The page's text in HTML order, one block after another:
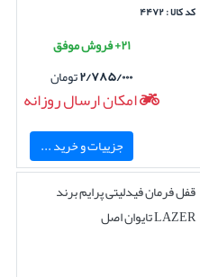
کد کالا : ۴۴۷۲
۲۱+ فروش موفق
۲/۷۸۵/۰۰۰تومان
امکان ارسال روزانه
جزییات و خرید ...
قفل فرمان فیدلیتی پرایم برند
LAZER تایوان اصل